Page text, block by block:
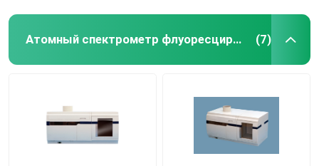
Атомный спектрометр флуоресцирования (7)